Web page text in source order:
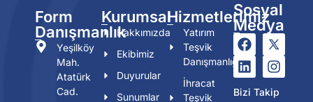
Form
Danışmanlık
Yeşilköy
Mah.
Atatürk
Cad.
Kurumsal
Hakkımızda
Ekibimiz
Duyurular
Sunumlar
Hizmetlerimiz
Yatırım
Teşvik
Danışmanlığı
İhracat
Teşvik
Sosyal
Medya
Bizi Takip